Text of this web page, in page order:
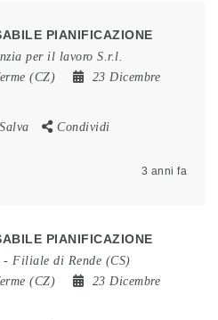
PIANIFICAZIONE
per il lavoro S.r.l.
(CZ)
23 Dicembre
Salva Condividi
3 anni fa
PIANIFICAZIONE
Filiale di Rende (CS)
(CZ)
23 Dicembre